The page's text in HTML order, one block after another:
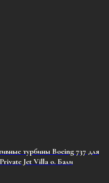
турбины Boeing 737 для
Private Jet Villa о. Бали